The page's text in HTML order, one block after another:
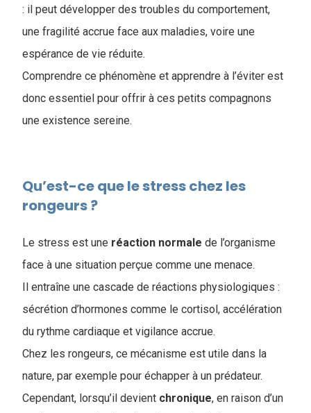
: il peut développer des troubles du comportement,
une fragilité accrue face aux maladies, voire une
espérance de vie réduite.
Comprendre ce phénomène et apprendre à l’éviter est
donc essentiel pour offrir à ces petits compagnons
une existence sereine.
Qu’est-ce que le stress chez les
rongeurs ?
Le stress est une réaction normale de l’organisme
face à une situation perçue comme une menace.
Il entraîne une cascade de réactions physiologiques :
sécrétion d’hormones comme le cortisol, accélération
du rythme cardiaque et vigilance accrue.
Chez les rongeurs, ce mécanisme est utile dans la
nature, par exemple pour échapper à un prédateur.
Cependant, lorsqu’il devient chronique, en raison d’un